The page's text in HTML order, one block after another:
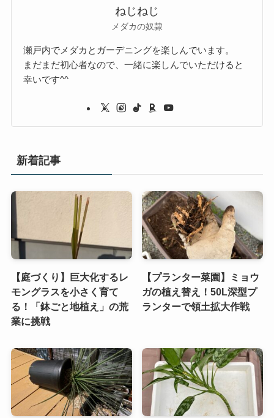
ねじねじ
メダカの奴隷
瀬戸内でメダカとガーデニングを楽しんでいます。
まだまだ初心者なので、一緒に楽しんでいただけると
幸いです^^
新着記事
【庭づくり】巨大化するレ
モングラスを小さく育て
る！「鉢ごと地植え」の荒
業に挑戦
【プランター菜園】ミョウ
ガの植え替え！50L深型プ
ランターで領土拡大作戦